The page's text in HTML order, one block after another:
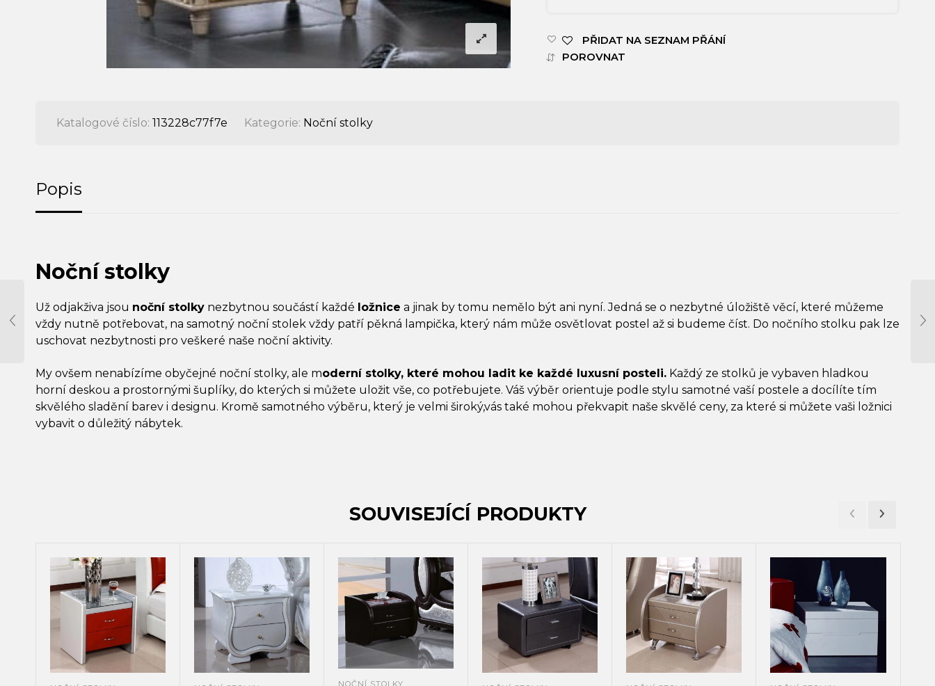
PŘIDAT NA SEZNAM PŘÁNÍ
POROVNAT
Katalogové číslo: 113228c77f7e Kategorie: Noční stolky
Popis
Noční stolky
Už odjakživa jsou noční stolkynezbytnou součástí každé ložnice a jinak by tomu nemělo být ani nyní. Jedná se o nezbytné úložiště věcí, které můžeme
vždy nutně potřebovat, na samotný noční stolek vždy patří pěkná lampička, který nám může osvětlovat postel až si budeme číst. Do nočního stolku pak lze
uschovat nezbytnosti pro veškeré naše noční aktivity.
My ovšem nenabízíme obyčejné noční stolky, ale moderní stolky, které mohou ladit ke každé luxusní posteli.Každý ze stolků je vybaven hladkou
horní deskou a prostornými šuplíky, do kterých si můžete uložit vše, co potřebujete. Váš výběr orientuje podle stylu samotné vaší postele a docílíte tím
skvělého sladění barev i designu. Kromě samotného výběru, který je velmi široký,vás také mohou překvapit naše skvělé ceny, za které si můžete vaši ložnici
vybavit o důležitý nábytek.
SOUVISEJÍCÍ PRODUKTY
NOČNÍ STOLKY